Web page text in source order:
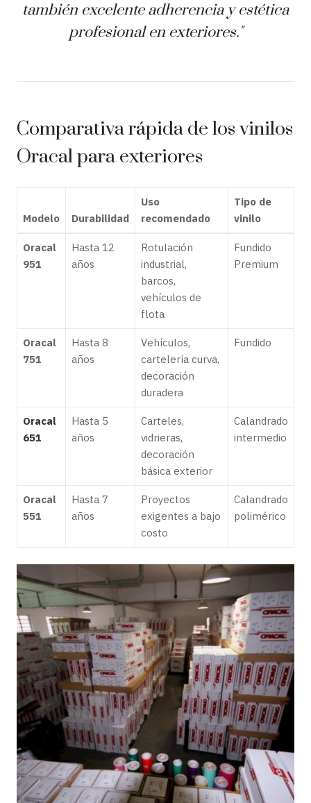
también excelente adherencia y estética
profesional en exteriores."
Comparativa rápida de los vinilos
Oracal para exteriores
Modelo Durabilidad
Uso
recomendado
Tipo de
vinilo
Oracal
951
Hasta 12
años
Rotulación
industrial,
barcos,
vehículos de
flota
Fundido
Premium
Oracal
751
Hasta 8
años
Vehículos,
cartelería curva,
decoración
duradera
Fundido
Oracal
651
Hasta 5
años
Carteles,
vidrieras,
decoración
básica exterior
Calandrado
intermedio
Oracal
551
Hasta 7
años
Proyectos
exigentes a bajo
costo
Calandrado
polimérico